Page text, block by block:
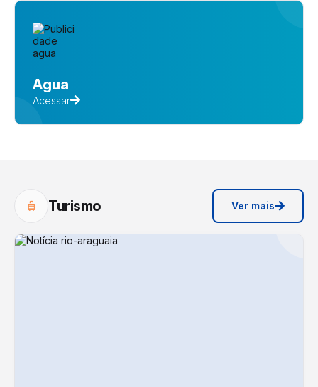
Agua
Acessar
Turismo Ver mais